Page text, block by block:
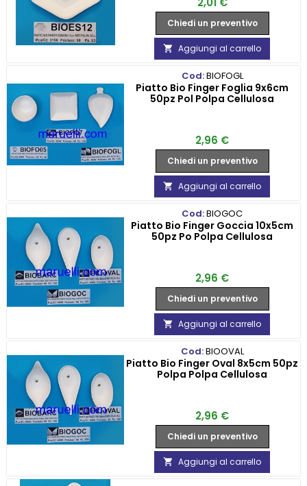
Chiedi un preventivo
 Aggiungi al carrello
Cod:BIOFOGL
Piatto Bio Finger Foglia 9x6cm
50pz Pol Polpa Cellulosa
Prezzo
2,96 €
Chiedi un preventivo
 Aggiungi al carrello
Cod:BIOGOC
Piatto Bio Finger Goccia 10x5cm
50pz Po Polpa Cellulosa
Prezzo
2,96 €
Chiedi un preventivo
 Aggiungi al carrello
Cod:BIOOVAL
Piatto Bio Finger Oval 8x5cm 50pz
Polpa Polpa Cellulosa
Prezzo
2,96 €
Chiedi un preventivo
 Aggiungi al carrello